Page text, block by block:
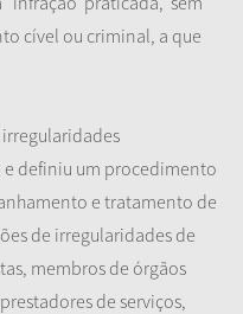
cível ou criminal, a que
e definiu um procedimento
e tratamento de
de irregularidades de
membros de órgãos
de serviços,